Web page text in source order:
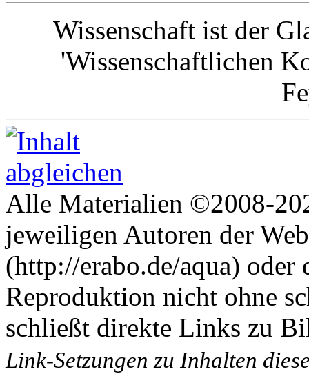
Wissenschaft ist der
'Wissenschaftlichen
Alle Materialien ©2008-
jeweiligen Autoren der
(http://erabo.de/aqua) oder
Reproduktion nicht ohne
schließt direkte Links zu
Link-Setzungen zu Inhalten